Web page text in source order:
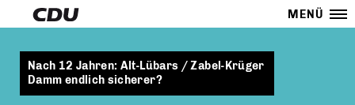
MENÜ
Nach 12 Jahren: Alt-Lübars / Zabel-Krüger
Damm endlich sicherer?